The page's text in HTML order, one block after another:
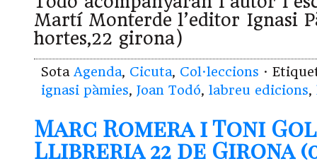
Martí Monterde l’editor Ignasi
hortes,22 girona)
Sota Agenda, Cicuta, Col·leccions ·
ignasi pàmies, Joan Todó, labreu edicions,
Marc Romera i Toni
Llibreria 22 de Girona